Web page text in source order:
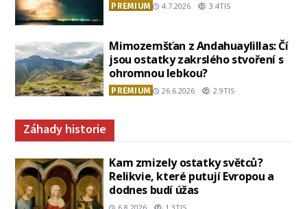
PREMIUM 4.7.2026 3.4TIS
Mimozemšťan z Andahuaylillas: Čí
jsou ostatky zakrslého stvoření s
ohromnou lebkou?
PREMIUM 26.6.2026 2.9TIS
Záhady historie
Kam zmizely ostatky světců?
Relikvie, které putují Evropou a
dodnes budí úžas